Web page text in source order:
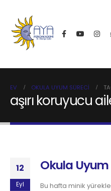
EV OKULA UYUM SÜRECI
aşırı koruyucu
12
Eyl
Okula Uyum
Bu hafta minik